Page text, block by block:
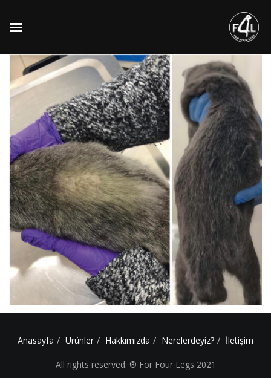
Anasayfa Ürünler Hakkımızda Nerelerdeyiz? İletişim
All rights reserved. ® For Four Legs 2021